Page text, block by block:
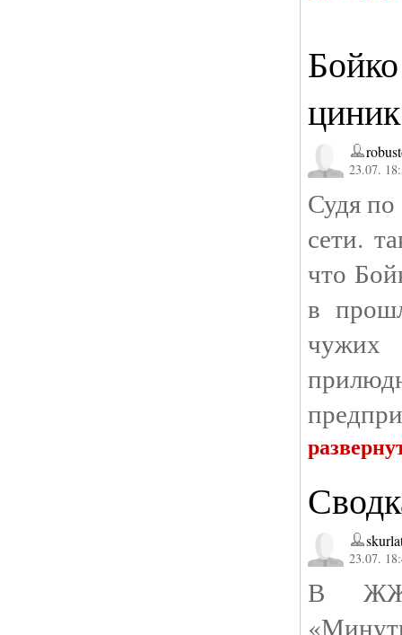
циник
23.07.
Судя
сети.
что
в
чужих
23.07.
В ЖЖ-